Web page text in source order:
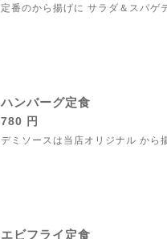
定番のから揚げに サラダ＆スパゲ
ハンバーグ定食
780 円
デミソースは当店オリジナル から
エビフライ定食